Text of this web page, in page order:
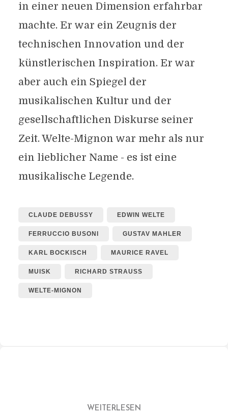
in einer neuen Dimension erfahrbar
machte. Er war ein Zeugnis der
technischen Innovation und der
künstlerischen Inspiration. Er war
aber auch ein Spiegel der
musikalischen Kultur und der
gesellschaftlichen Diskurse seiner
Zeit. Welte-Mignon war mehr als nur
ein lieblicher Name - es ist eine
musikalische Legende.
CLAUDE DEBUSSY EDWIN WELTE
FERRUCCIO BUSONI GUSTAV MAHLER
KARL BOCKISCH MAURICE RAVEL
MUISK RICHARD STRAUSS
WELTE-MIGNON
WEITERLESEN